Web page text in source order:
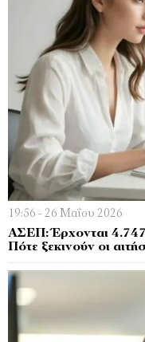
19:56 - 26 Μαΐου 2026
ΑΣΕΠ: Έρχονται 4.747
Πότε ξεκινούν οι